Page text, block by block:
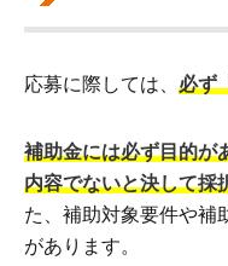
応募に際しては、 必ず
補助金には必ず目的が
内容でないと決して採
た、補助対象要件や補
があります。